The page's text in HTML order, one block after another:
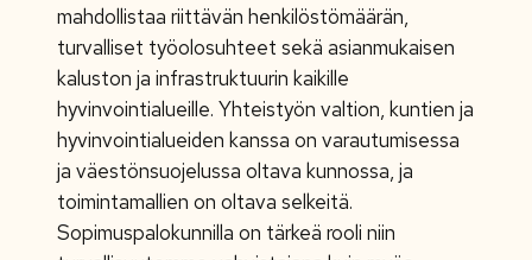
mahdollistaa riittävän henkilöstömäärän,
turvalliset työolosuhteet sekä asianmukaisen
kaluston ja infrastruktuurin kaikille
hyvinvointialueille. Yhteistyön valtion, kuntien ja
hyvinvointialueiden kanssa on varautumisessa
ja väestönsuojelussa oltava kunnossa, ja
toimintamallien on oltava selkeitä.
Sopimuspalokunnilla on tärkeä rooli niin